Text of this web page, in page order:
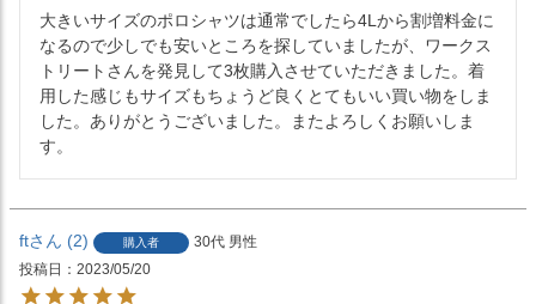
大きいサイズのポロシャツは通常でしたら4Lから割増料金に
なるので少しでも安いところを探していましたが、ワークス
トリートさんを発見して3枚購入させていただきました。着
用した感じもサイズもちょうど良くとてもいい買い物をしま
した。ありがとうございました。またよろしくお願いしま
す。
ft 2 購入者 30代 男性
投稿日
2023/05/20